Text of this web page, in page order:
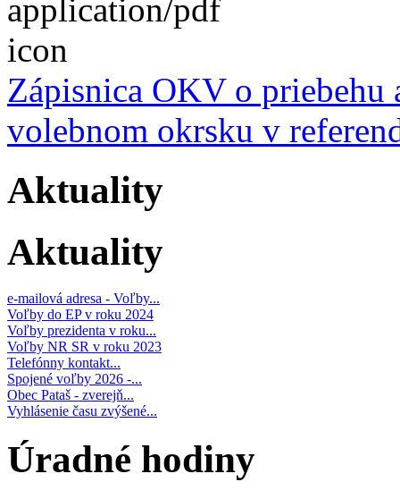
Zápisnica OKV o priebehu
volebnom okrsku v
Aktuality
Aktuality
e-mailová adresa - Voľby...
Voľby do EP v roku 2024
Voľby prezidenta v roku...
Voľby NR SR v roku 2023
Telefónny kontakt...
Spojené voľby 2026 -...
Obec Pataš - zverejň...
Vyhlásenie času zvýšené...
Úradné hodiny